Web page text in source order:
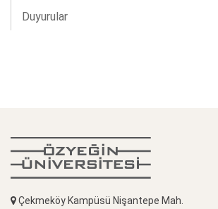
Duyurular
Çekmeköy Kampüsü Nişantepe Mah.